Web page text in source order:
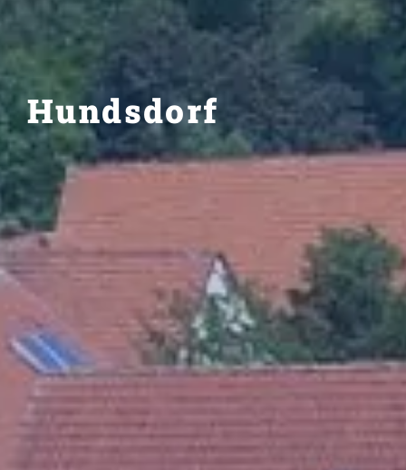
Hundsdorf